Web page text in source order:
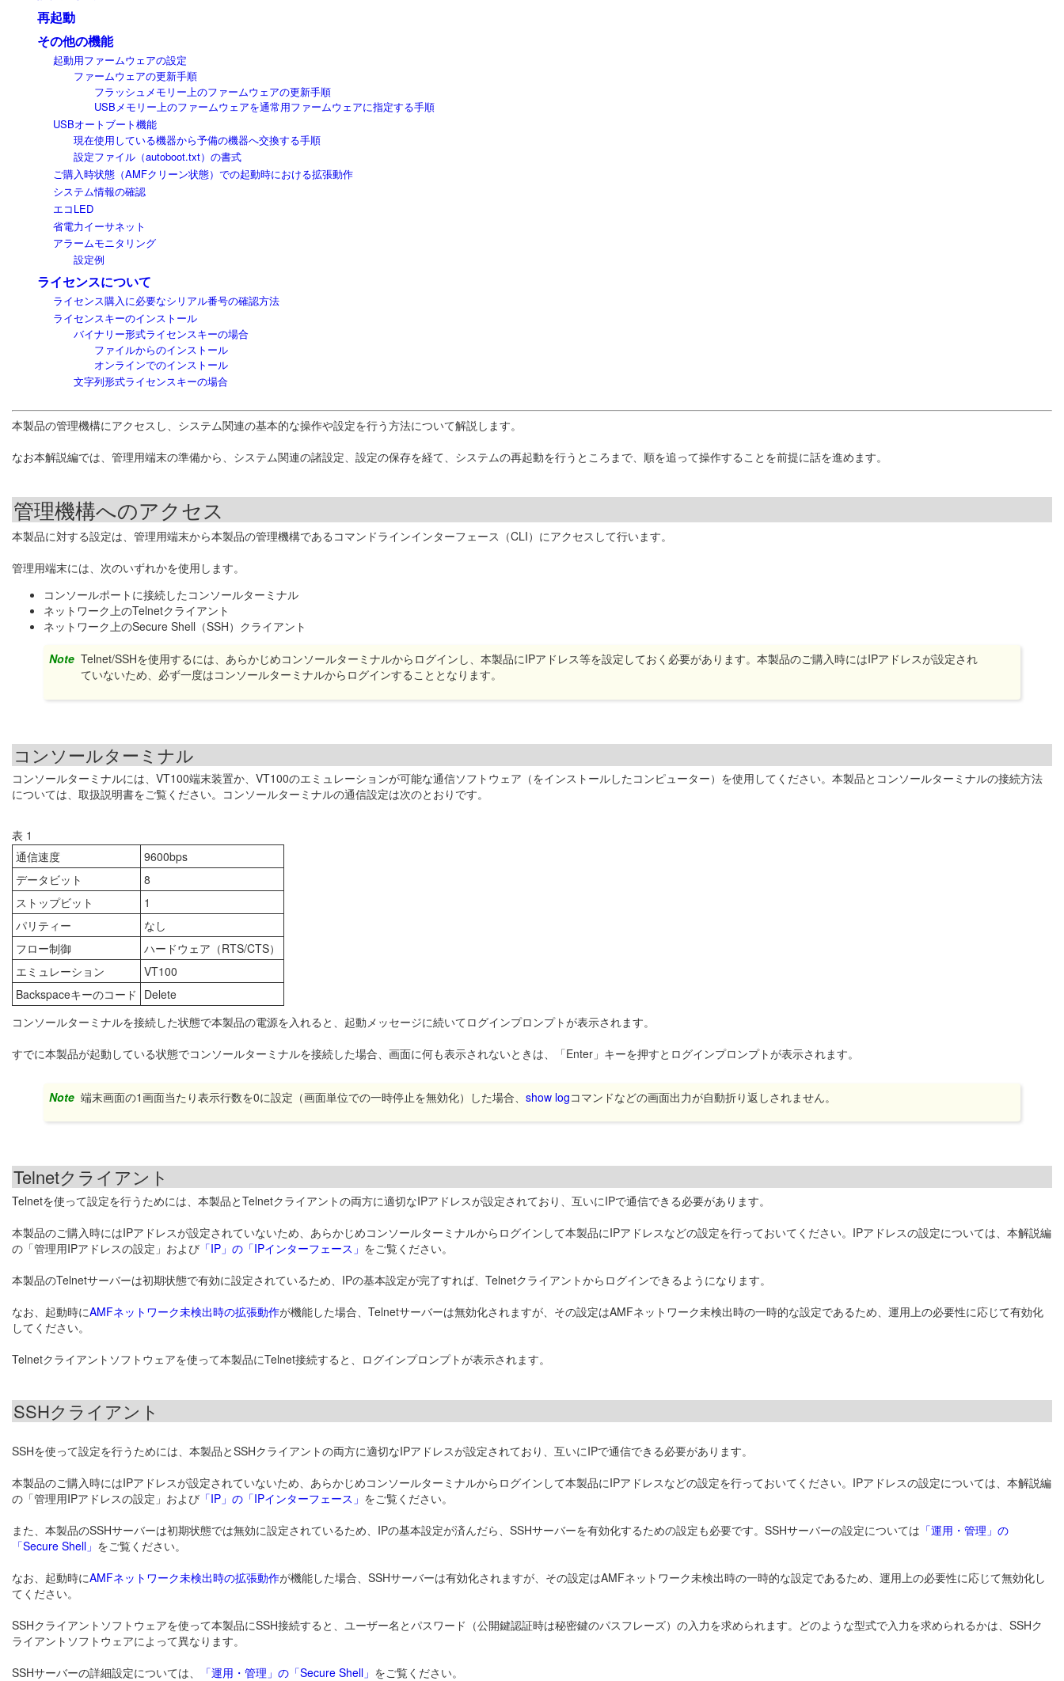
再起動
その他の機能
起動用ファームウェアの設定
ファームウェアの更新手順
フラッシュメモリー上のファームウェアの更新手順
USBメモリー上のファームウェアを通常用ファームウェアに指定する手順
USBオートブート機能
現在使用している機器から予備の機器へ交換する手順
設定ファイル（autoboot.txt）の書式
ご購入時状態（AMFクリーン状態）での起動時における拡張動作
システム情報の確認
エコLED
省電力イーサネット
アラームモニタリング
設定例
ライセンスについて
ライセンス購入に必要なシリアル番号の確認方法
ライセンスキーのインストール
バイナリー形式ライセンスキーの場合
ファイルからのインストール
オンラインでのインストール
文字列形式ライセンスキーの場合
本製品の管理機構にアクセスし、システム関連の基本的な操作や設定を行う方法について解説します。
なお本解説編では、管理用端末の準備から、システム関連の諸設定、設定の保存を経て、システムの再起動を行うところまで、順を追って操作することを前提に話を進めます。
管理機構へのアクセス
本製品に対する設定は、管理用端末から本製品の管理機構であるコマンドラインインターフェース（CLI）にアクセスして行います。
管理用端末には、次のいずれかを使用します。
コンソールポートに接続したコンソールターミナル
ネットワーク上のTelnetクライアント
ネットワーク上のSecure Shell（SSH）クライアント
Note Telnet/SSHを使用するには、あらかじめコンソールターミナルからログインし、本製品にIPアドレス等を設定しておく必要があります。本製品のご購入時にはIPアドレスが設定され
ていないため、必ず一度はコンソールターミナルからログインすることとなります。
コンソールターミナル
コンソールターミナルには、VT100端末装置か、VT100のエミュレーションが可能な通信ソフトウェア（をインストールしたコンピューター）を使用してください。本製品とコンソールターミナルの接続方法
については、取扱説明書をご覧ください。コンソールターミナルの通信設定は次のとおりです。
表 1
通信速度
9600bps
データビット
8
ストップビット
1
パリティー
なし
フロー制御
ハードウェア（RTS/CTS）
エミュレーション
VT100
Backspaceキーのコード Delete
コンソールターミナルを接続した状態で本製品の電源を入れると、起動メッセージに続いてログインプロンプトが表示されます。
すでに本製品が起動している状態でコンソールターミナルを接続した場合、画面に何も表示されないときは、「Enter」キーを押すとログインプロンプトが表示されます。
Note 端末画面の1画面当たり表示行数を0に設定（画面単位での一時停止を無効化）した場合、show logコマンドなどの画面出力が自動折り返しされません。
Telnetクライアント
Telnetを使って設定を行うためには、本製品とTelnetクライアントの両方に適切なIPアドレスが設定されており、互いにIPで通信できる必要があります。
本製品のご購入時にはIPアドレスが設定されていないため、あらかじめコンソールターミナルからログインして本製品にIPアドレスなどの設定を行っておいてください。IPアドレスの設定については、本解説編
の「管理用IPアドレスの設定」および 「IP」の「IPインターフェース」 をご覧ください。
本製品のTelnetサーバーは初期状態で有効に設定されているため、IPの基本設定が完了すれば、Telnetクライアントからログインできるようになります。
なお、起動時にAMFネットワーク未検出時の拡張動作が機能した場合、Telnetサーバーは無効化されますが、その設定はAMFネットワーク未検出時の一時的な設定であるため、運用上の必要性に応じて有効化
してください。
Telnetクライアントソフトウェアを使って本製品にTelnet接続すると、ログインプロンプトが表示されます。
SSHクライアント
SSHを使って設定を行うためには、本製品とSSHクライアントの両方に適切なIPアドレスが設定されており、互いにIPで通信できる必要があります。
本製品のご購入時にはIPアドレスが設定されていないため、あらかじめコンソールターミナルからログインして本製品にIPアドレスなどの設定を行っておいてください。IPアドレスの設定については、本解説編
の「管理用IPアドレスの設定」および 「IP」の「IPインターフェース」 をご覧ください。
また、本製品のSSHサーバーは初期状態では無効に設定されているため、IPの基本設定が済んだら、SSHサーバーを有効化するための設定も必要です。SSHサーバーの設定については 「運用・管理」の
「Secure Shell」 をご覧ください。
なお、起動時にAMFネットワーク未検出時の拡張動作が機能した場合、SSHサーバーは有効化されますが、その設定はAMFネットワーク未検出時の一時的な設定であるため、運用上の必要性に応じて無効化し
てください。
SSHクライアントソフトウェアを使って本製品にSSH接続すると、ユーザー名とパスワード（公開鍵認証時は秘密鍵のパスフレーズ）の入力を求められます。どのような型式で入力を求められるかは、SSHク
ライアントソフトウェアによって異なります。
SSHサーバーの詳細設定については、
「運用・管理」の「Secure Shell」 をご覧ください。